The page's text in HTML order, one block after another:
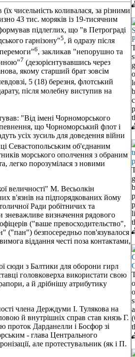
чисельність коливалася, за різними
43 тис. моряків із 19-тисячним
підлеглих, що "в Петрограді
гарнізону"5, й одразу після
6, закликав "непорушно та
7 (дезорієнтувавшись через
якому старший брат зовсім
5 (18) березня, флотський
після молебну виступив на
"Від імені Чорноморського
що Чорноморський флот і
усіх зусиль для доведення війни
Севастопольським об'єднаним
морського ополчення з обраним
легко порозумілася з новими
величності" М. Весьолкін
в'язнів на підпорядкованих йому
Ради робітничих та
зневажливе визначення рядового
("ваше превосходительство",
("пан") безпосередньо пов'язувалося
віддання честі поза контактами,
сюди з Балтики для оборони гирл
головковерха використати свою
а й дрібнішу атрибутику
члена Держдуми І. Тулякова на
й внутрішніх справ став князь Г.
проток Дарданелли і Босфор зі
- глава Центрального
але протестувальник (як і П.